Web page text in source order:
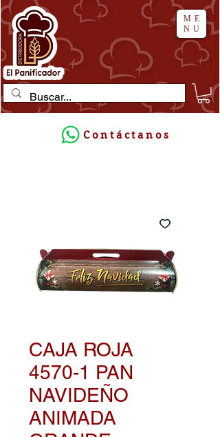
ME
NU
Contáctanos
CAJA ROJA
4570-1 PAN
NAVIDEÑO
ANIMADA